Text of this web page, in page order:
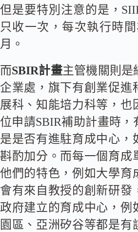
但是要特別注意的是，
只收一次，每次執行時
月。
而SBIR計畫主管機關則是
企業處，旗下有創業促進
展科、知能培力科等，也
位申請SBIR補助計畫時，
是是否有進駐育成中心，
斟酌加分。而每一個育成
他們的特色，例如大學育
會有來自教授的創新研發
政府建立的育成中心，例
園區、亞洲矽谷等都是有